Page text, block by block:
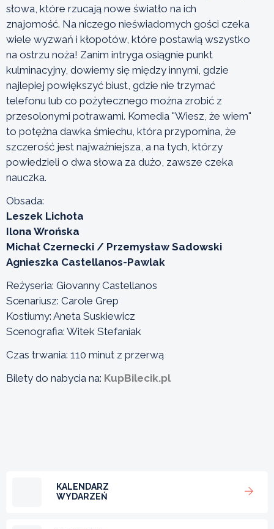
słowa, które rzucają nowe światło na ich
znajomość. Na niczego nieświadomych gości czeka
wiele wyzwań i kłopotów, które postawią wszystko
na ostrzu noża! Zanim intryga osiągnie punkt
kulminacyjny, dowiemy się między innymi, gdzie
najlepiej powiększyć biust, gdzie nie trzymać
telefonu lub co pożytecznego można zrobić z
przesolonymi potrawami. Komedia "Wiesz, że wiem"
to potężna dawka śmiechu, która przypomina, że
szczerość jest najważniejsza, a na tych, którzy
powiedzieli o dwa słowa za dużo, zawsze czeka
nauczka.
Obsada:
Leszek Lichota
Ilona Wrońska
Michał Czernecki / Przemysław Sadowski
Agnieszka Castellanos-Pawlak
Reżyseria: Giovanny Castellanos
Scenariusz: Carole Grep
Kostiumy: Aneta Suskiewicz
Scenografia: Witek Stefaniak
Czas trwania: 110 minut z przerwą
Bilety do nabycia na: KupBilecik.pl
KALENDARZ
WYDARZEŃ